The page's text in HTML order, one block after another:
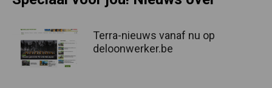
Terra-nieuws vanaf nu op
deloonwerker.be